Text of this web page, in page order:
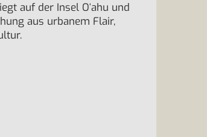
auf der Insel Oʻahu und
aus urbanem Flair,